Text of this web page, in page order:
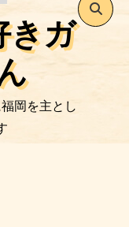
きガ
岡を主とし